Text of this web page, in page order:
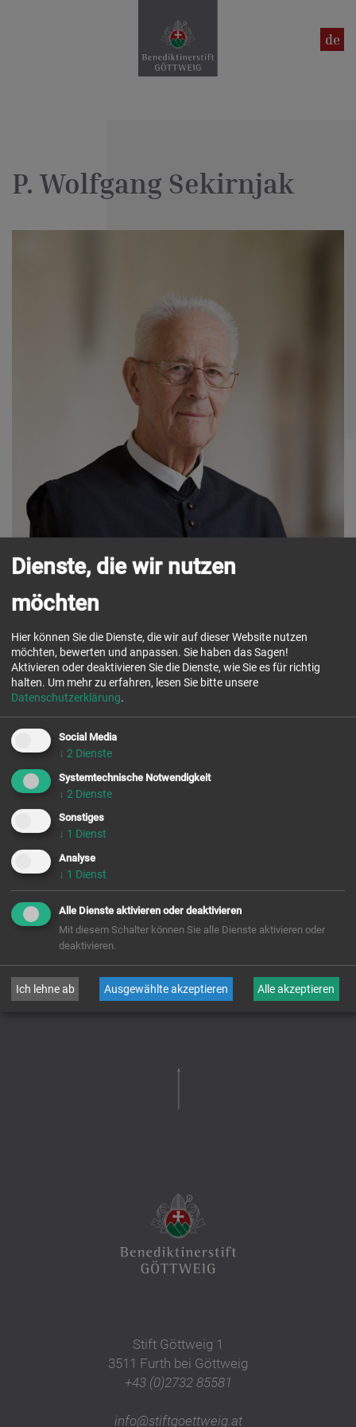
en
de
P. Wolfgang Sekirnjak
Pfarrer in Ruhe
Herkunft:Furth (Diözese St. Pölten)
Eintritt:
8. 9. 1963
Ewige Profess:
Priesterweihe:
11. 8. 1968
Namenstag:
zurück
Stift Göttweig 1
3511 Furth bei Göttweig
+43 (0)2732 85581
info@stiftgoettweig.at
Dienste, die wir nutzen
möchten
Hier können Sie die Dienste, die wir auf dieser Website nutzen
möchten, bewerten und anpassen. Sie haben das Sagen!
Aktivieren oder deaktivieren Sie die Dienste, wie Sie es für richtig
halten. Um mehr zu erfahren, lesen Sie bitte unsere
Datenschutzerklärung.
Social Media
↓ 2 Dienste
Systemtechnische Notwendigkeit
↓ 2 Dienste
Sonstiges
↓ 1 Dienst
Analyse
↓ 1 Dienst
Alle Dienste aktivieren oder deaktivieren
Mit diesem Schalter können Sie alle Dienste aktivieren oder
deaktivieren.
Ich lehne ab Ausgewählte akzeptieren Alle akzeptieren